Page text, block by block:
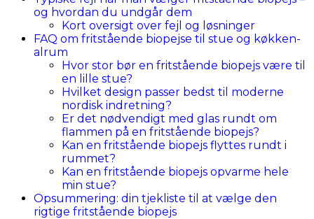
og hvordan du undgår dem
Kort oversigt over fejl og løsninger
FAQ om fritstående biopejse til stue og køkken-
alrum
Hvor stor bør en fritstående biopejs være til
en lille stue?
Hvilket design passer bedst til moderne
nordisk indretning?
Er det nødvendigt med glas rundt om
flammen på en fritstående biopejs?
Kan en fritstående biopejs flyttes rundt i
rummet?
Kan en fritstående biopejs opvarme hele
min stue?
Opsummering: din tjekliste til at vælge den
rigtige fritstående biopejs